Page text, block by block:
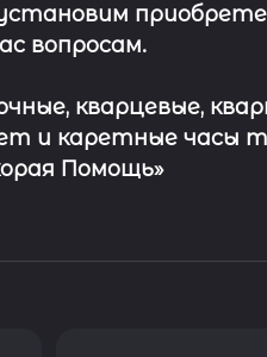
вопросам.
кварцевые,
и каретные часы
Помощь»